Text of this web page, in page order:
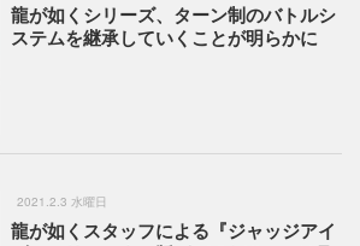
龍が如くシリーズ、ターン制のバトルシ
ステムを継承していくことが明らかに
2021.2.3 水曜日
龍が如くスタッフによる『ジャッジアイ